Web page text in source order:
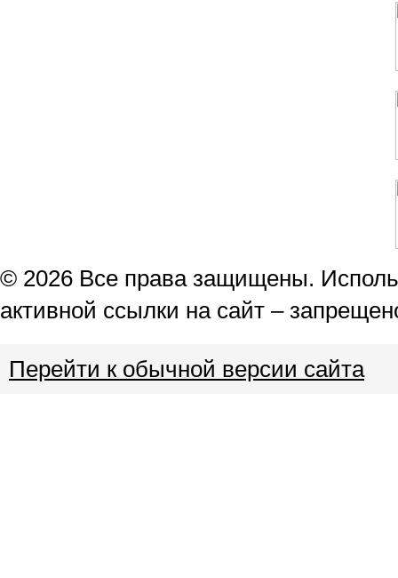
© 2026 Все права защищены.
активной ссылки на сайт –
Перейти к обычной версии сайта